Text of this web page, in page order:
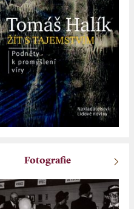
Fotografie